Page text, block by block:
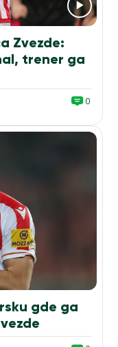
Zvezde:
trener ga
0
gde ga